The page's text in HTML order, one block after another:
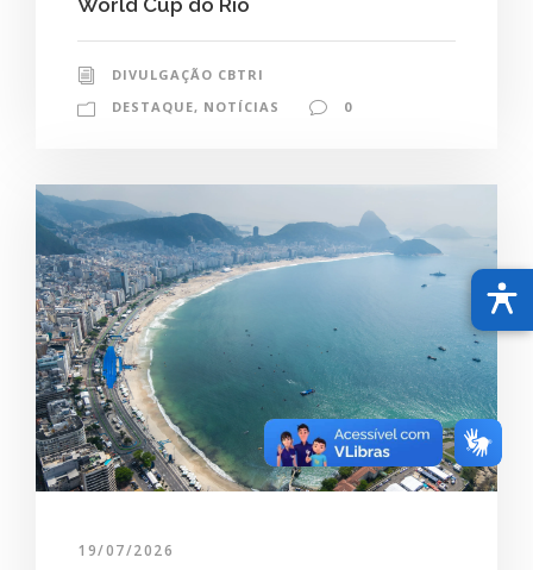
DIVULGAÇÃO CBTRI
DESTAQUE, NOTÍCIAS 0
19/07/2026